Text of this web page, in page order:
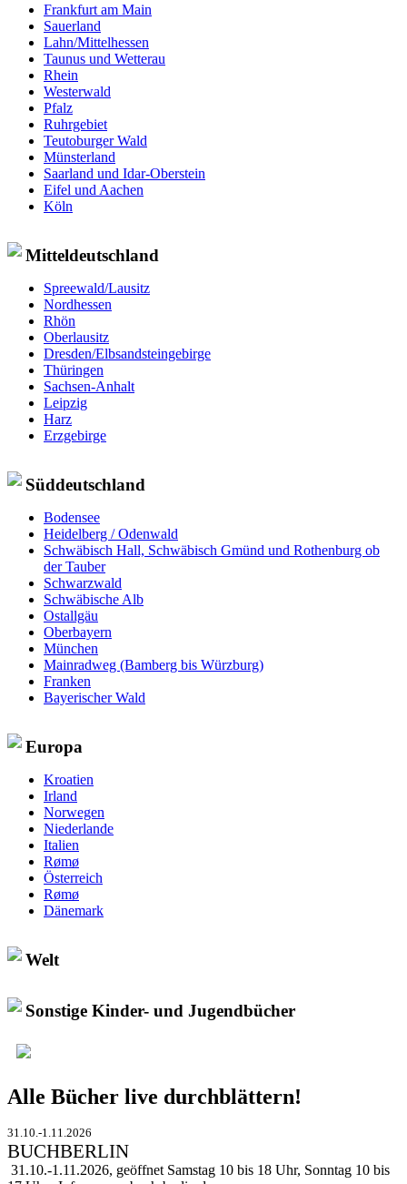
Frankfurt am Main
Sauerland
Lahn/Mittelhessen
Taunus und Wetterau
Rhein
Westerwald
Pfalz
Ruhrgebiet
Teutoburger Wald
Münsterland
Saarland und Idar-Oberstein
Eifel und Aachen
Köln
Mitteldeutschland
Spreewald/Lausitz
Nordhessen
Rhön
Oberlausitz
Dresden/Elbsandsteingebirge
Thüringen
Sachsen-Anhalt
Leipzig
Harz
Erzgebirge
Süddeutschland
Bodensee
Heidelberg / Odenwald
Schwäbisch Hall, Schwäbisch Gmünd und Rothenburg ob
der Tauber
Schwarzwald
Schwäbische Alb
Ostallgäu
Oberbayern
München
Mainradweg (Bamberg bis Würzburg)
Franken
Bayerischer Wald
Europa
Kroatien
Irland
Norwegen
Niederlande
Italien
Rømø
Österreich
Rømø
Dänemark
Welt
Sonstige Kinder- und Jugendbücher
Alle Bücher live durchblättern!
31.10.-1.11.2026
BUCHBERLIN
31.10.-1.11.2026, geöffnet Samstag 10 bis 18 Uhr, Sonntag 10 bis